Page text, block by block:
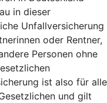
in dieser
Unfallversicherung
oder Rentner,
Personen ohne
ist also für alle
und gilt